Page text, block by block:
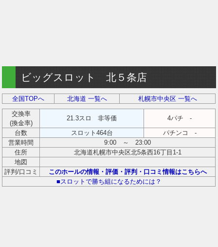
ビッグスロット 北５条店
全国TOPへ 北海道 一覧へ 札幌市中央区 一覧へ
交換率
(換金率)
21.3スロ 非等価
4パチ -
台数
スロット464台
パチンコ -
営業時間
9:00 ～ 23:00
住所
北海道札幌市中央区北5条西16丁目1-1
地図
評判/口コミ
このホールの情報・評価・評判・口コミ情報はこちらへ
■スロットで勝ち組になるためには？